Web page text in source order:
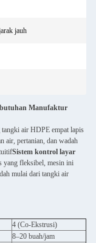
jauh
Manufaktur
air HDPE empat lapis
air, pertanian, dan wadah
Sistem kontrol layar
yang fleksibel, mesin ini
mulai dari tangki air
4 (Co-Ekstrusi)
8–20 buah/jam